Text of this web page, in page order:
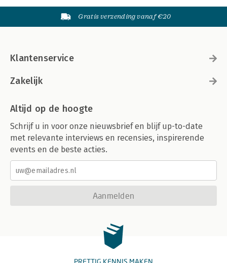
Gratis verzending vanaf €20
Klantenservice
Zakelijk
Altijd op de hoogte
Schrijf u in voor onze nieuwsbrief en blijf up-to-date
met relevante interviews en recensies, inspirerende
events en de beste acties.
Aanmelden